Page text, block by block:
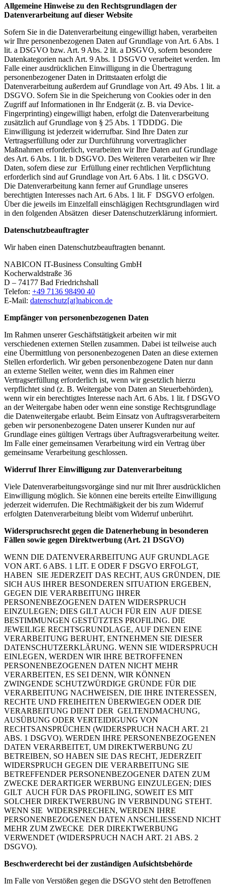
Allgemeine Hinweise zu den Rechtsgrundlagen der
Datenverarbeitung auf dieser Website
Sofern Sie in die Datenverarbeitung eingewilligt haben, verarbeiten
wir Ihre personenbezogenen Daten auf Grundlage von Art. 6 Abs. 1
lit. a DSGVO bzw. Art. 9 Abs. 2 lit. a DSGVO, sofern besondere
Datenkategorien nach Art. 9 Abs. 1 DSGVO verarbeitet werden. Im
Falle einer ausdrücklichen Einwilligung in die Übertragung
personenbezogener Daten in Drittstaaten erfolgt die
Datenverarbeitung außerdem auf Grundlage von Art. 49 Abs. 1 lit. a
DSGVO. Sofern Sie in die Speicherung von Cookies oder in den
Zugriff auf Informationen in Ihr Endgerät (z. B. via Device-
Fingerprinting) eingewilligt haben, erfolgt die Datenverarbeitung
zusätzlich auf Grundlage von § 25 Abs. 1 TDDDG. Die
Einwilligung ist jederzeit widerrufbar. Sind Ihre Daten zur
Vertragserfüllung oder zur Durchführung vorvertraglicher
Maßnahmen erforderlich, verarbeiten wir Ihre Daten auf Grundlage
des Art. 6 Abs. 1 lit. b DSGVO. Des Weiteren verarbeiten wir Ihre
Daten, sofern diese zur Erfüllung einer rechtlichen Verpflichtung
erforderlich sind auf Grundlage von Art. 6 Abs. 1 lit. c DSGVO.
Die Datenverarbeitung kann ferner auf Grundlage unseres
berechtigten Interesses nach Art. 6 Abs. 1 lit. F DSGVO erfolgen.
Über die jeweils im Einzelfall einschlägigen Rechtsgrundlagen wird
in den folgenden Absätzen dieser Datenschutzerklärung informiert.
Datenschutzbeauftragter
Wir haben einen Datenschutzbeauftragten benannt.
NABICON IT-Business Consulting GmbH
Kocherwaldstraße 36
D – 74177 Bad Friedrichshall
Telefon: +49 7136 98490 40
E-Mail: datenschutz[at]nabicon.de
Empfänger von personenbezogenen Daten
Im Rahmen unserer Geschäftstätigkeit arbeiten wir mit
verschiedenen externen Stellen zusammen. Dabei ist teilweise auch
eine Übermittlung von personenbezogenen Daten an diese externen
Stellen erforderlich. Wir geben personenbezogene Daten nur dann
an externe Stellen weiter, wenn dies im Rahmen einer
Vertragserfüllung erforderlich ist, wenn wir gesetzlich hierzu
verpflichtet sind (z. B. Weitergabe von Daten an Steuerbehörden),
wenn wir ein berechtigtes Interesse nach Art. 6 Abs. 1 lit. f DSGVO
an der Weitergabe haben oder wenn eine sonstige Rechtsgrundlage
die Datenweitergabe erlaubt. Beim Einsatz von Auftragsverarbeitern
geben wir personenbezogene Daten unserer Kunden nur auf
Grundlage eines gültigen Vertrags über Auftragsverarbeitung weiter.
Im Falle einer gemeinsamen Verarbeitung wird ein Vertrag über
gemeinsame Verarbeitung geschlossen.
Widerruf Ihrer Einwilligung zur Datenverarbeitung
Viele Datenverarbeitungsvorgänge sind nur mit Ihrer ausdrücklichen
Einwilligung möglich. Sie können eine bereits erteilte Einwilligung
jederzeit widerrufen. Die Rechtmäßigkeit der bis zum Widerruf
erfolgten Datenverarbeitung bleibt vom Widerruf unberührt.
Widerspruchsrecht gegen die Datenerhebung in besonderen
Fällen sowie gegen Direktwerbung (Art. 21 DSGVO)
WENN DIE DATENVERARBEITUNG AUF GRUNDLAGE
VON ART. 6 ABS. 1 LIT. E ODER F DSGVO ERFOLGT,
HABEN SIE JEDERZEIT DAS RECHT, AUS GRÜNDEN, DIE
SICH AUS IHRER BESONDEREN SITUATION ERGEBEN,
GEGEN DIE VERARBEITUNG IHRER
PERSONENBEZOGENEN DATEN WIDERSPRUCH
EINZULEGEN; DIES GILT AUCH FÜR EIN AUF DIESE
BESTIMMUNGEN GESTÜTZTES PROFILING. DIE
JEWEILIGE RECHTSGRUNDLAGE, AUF DENEN EINE
VERARBEITUNG BERUHT, ENTNEHMEN SIE DIESER
DATENSCHUTZERKLÄRUNG. WENN SIE WIDERSPRUCH
EINLEGEN, WERDEN WIR IHRE BETROFFENEN
PERSONENBEZOGENEN DATEN NICHT MEHR
VERARBEITEN, ES SEI DENN, WIR KÖNNEN
ZWINGENDE SCHUTZWÜRDIGE GRÜNDE FÜR DIE
VERARBEITUNG NACHWEISEN, DIE IHRE INTERESSEN,
RECHTE UND FREIHEITEN ÜBERWIEGEN ODER DIE
VERARBEITUNG DIENT DER GELTENDMACHUNG,
AUSÜBUNG ODER VERTEIDIGUNG VON
RECHTSANSPRÜCHEN (WIDERSPRUCH NACH ART. 21
ABS. 1 DSGVO). WERDEN IHRE PERSONENBEZOGENEN
DATEN VERARBEITET, UM DIREKTWERBUNG ZU
BETREIBEN, SO HABEN SIE DAS RECHT, JEDERZEIT
WIDERSPRUCH GEGEN DIE VERARBEITUNG SIE
BETREFFENDER PERSONENBEZOGENER DATEN ZUM
ZWECKE DERARTIGER WERBUNG EINZULEGEN; DIES
GILT AUCH FÜR DAS PROFILING, SOWEIT ES MIT
SOLCHER DIREKTWERBUNG IN VERBINDUNG STEHT.
WENN SIE WIDERSPRECHEN, WERDEN IHRE
PERSONENBEZOGENEN DATEN ANSCHLIESSEND NICHT
MEHR ZUM ZWECKE DER DIREKTWERBUNG
VERWENDET (WIDERSPRUCH NACH ART. 21 ABS. 2
DSGVO).
Beschwerderecht bei der zuständigen Aufsichtsbehörde
Im Falle von Verstößen gegen die DSGVO steht den Betroffenen